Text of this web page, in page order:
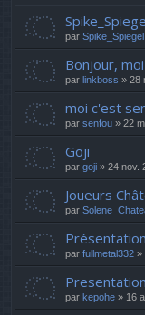
par Spike_Spiegel
Bonjour,
par linkboss » 28
moi c'est
par senfou » 22
Goji
par goji » 24 nov.
Joueurs
par
par fullmetal332 »
Presentation
par kepohe » 16